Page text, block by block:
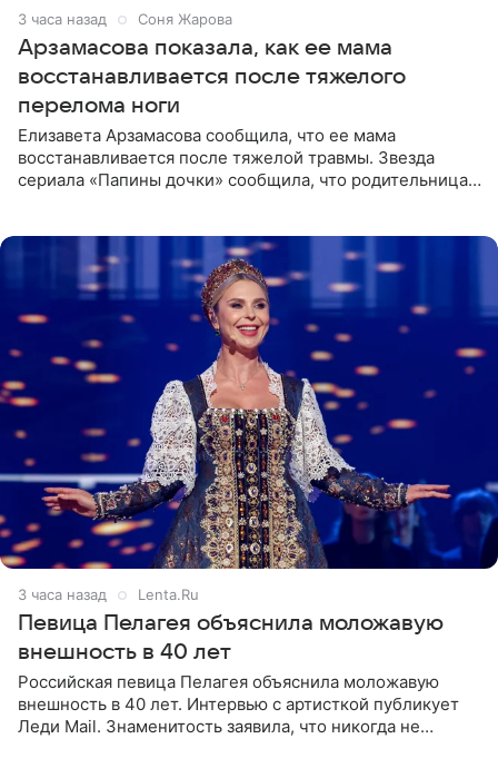
3 часа назад Соня Жарова
Арзамасова показала, как ее мама
восстанавливается после тяжелого
перелома ноги
Елизавета Арзамасова сообщила, что ее мама
восстанавливается после тяжелой травмы. Звезда
сериала «Папины дочки» сообщила, что родительница
3 часа назад Lenta.Ru
Певица Пелагея объяснила моложавую
внешность в 40 лет
Российская певица Пелагея объяснила моложавую
внешность в 40 лет. Интервью с артисткой публикует
Леди Mail. Знаменитость заявила, что никогда не